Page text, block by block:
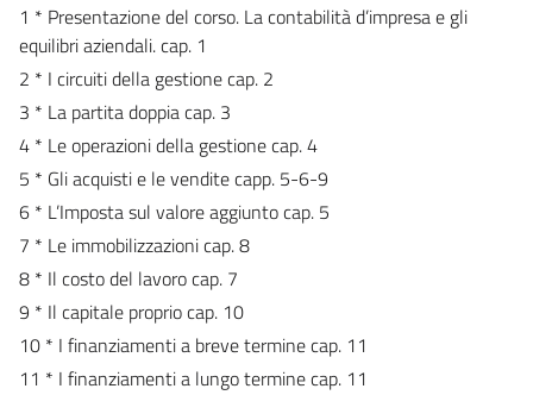
1 * Presentazione del corso. La contabilità d’impresa e gli
equilibri aziendali. cap. 1
2 * I circuiti della gestione cap. 2
3 * La partita doppia cap. 3
4 * Le operazioni della gestione cap. 4
5 * Gli acquisti e le vendite capp. 5-6-9
6 * L’Imposta sul valore aggiunto cap. 5
7 * Le immobilizzazioni cap. 8
8 * Il costo del lavoro cap. 7
9 * Il capitale proprio cap. 10
10 * I finanziamenti a breve termine cap. 11
11 * I finanziamenti a lungo termine cap. 11